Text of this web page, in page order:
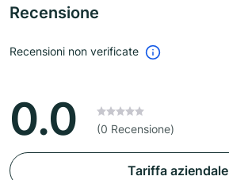
Recensione
Recensioni non verificate
0.0 (0 Recensione)
Tariffa aziendale